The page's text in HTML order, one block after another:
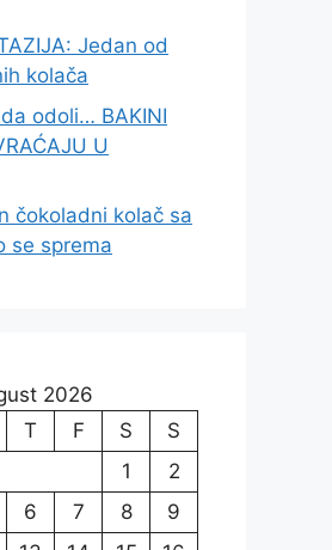
Jedan od
kolača
odoli… BAKINI
U
čokoladni kolač sa
se sprema
2026
T F S
S
1
2
6 7 8
9